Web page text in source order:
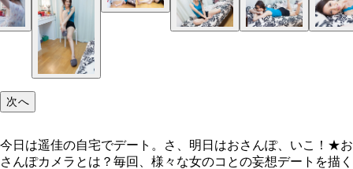
今日は遥佳の自宅でデート。さ、明日はおさんぽ
こ！
次へ
今日は遥佳の自宅でデート。さ、明日はおさんぽ、いこ！★お
さんぽカメラとは？毎回、様々な女のコとの妄想デートを描く